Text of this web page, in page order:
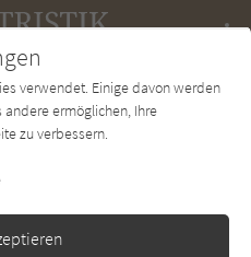
Charts Newsletter
der Welt
Bibliogr. Angaben
verwendet. Einige davon werden
ermöglichen, Ihre
zu verbessern.